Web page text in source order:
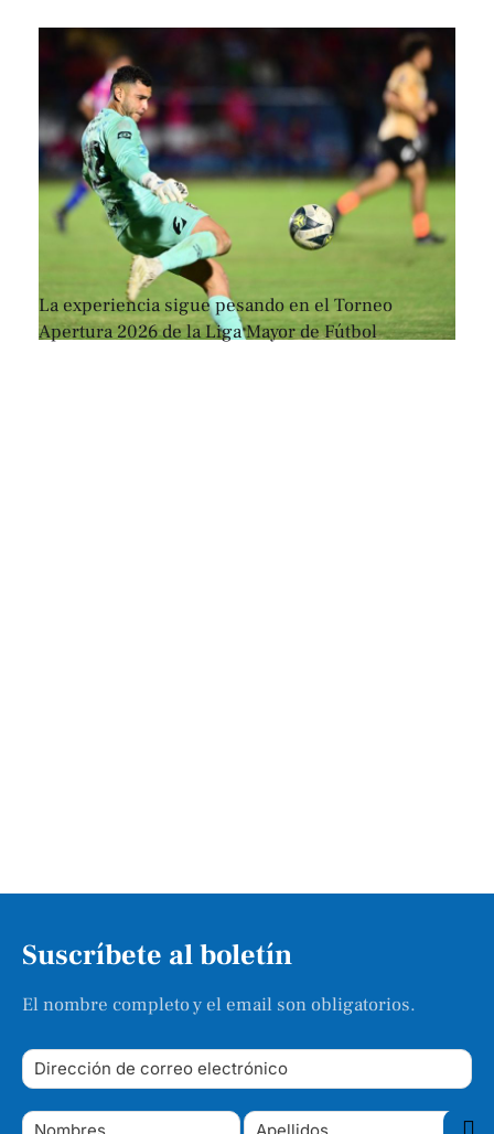
La experiencia sigue pesando en el Torneo
Apertura 2026 de la Liga Mayor de Fútbol
Suscríbete al boletín
El nombre completo y el email son obligatorios.